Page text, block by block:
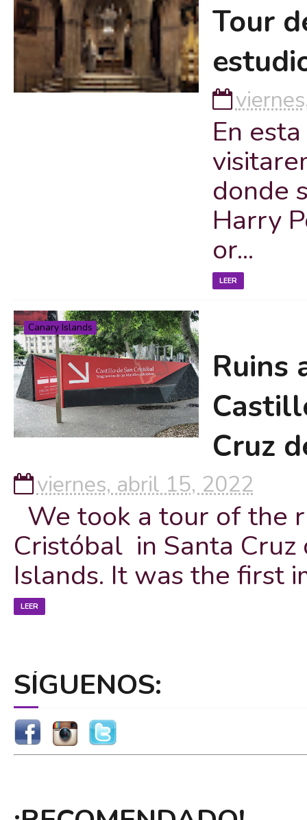
Tour
En
donde
Harry
or...
LEER
Canary Islands
Ruins
Cruz
viernes, abril 15, 2022
We took a tour of the
Cristóbal in Santa Cruz
Islands. It was the first
LEER
SÍGUENOS: